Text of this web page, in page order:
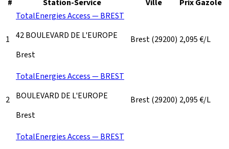
#
Station-Service Ville Prix Gazole
1
TotalEnergies Access — BREST
42 BOULEVARD DE L'EUROPE
Brest
Brest(29200) 2,095€/L
2
TotalEnergies Access — BREST
BOULEVARD DE L'EUROPE
Brest
Brest(29200) 2,095€/L
TotalEnergies Access — BREST